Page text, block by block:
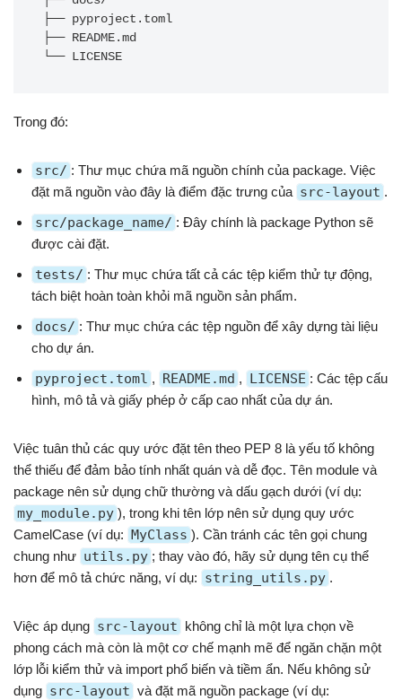
├── pyproject.toml
├── README.md
Trong đó:
src/ : Thư mục chứa mã nguồn chính của package. Việc
đặt mã nguồn vào đây là điểm đặc trưng của src-layout .
src/package_name/ : Đây chính là package Python sẽ
được cài đặt.
tests/ : Thư mục chứa tất cả các tệp kiểm thử tự động,
tách biệt hoàn toàn khỏi mã nguồn sản phẩm.
docs/ : Thư mục chứa các tệp nguồn để xây dựng tài liệu
cho dự án.
pyproject.toml , README.md , LICENSE : Các tệp cấu
hình, mô tả và giấy phép ở cấp cao nhất của dự án.
Việc tuân thủ các quy ước đặt tên theo PEP 8 là yếu tố không
thể thiếu để đảm bảo tính nhất quán và dễ đọc. Tên module và
package nên sử dụng chữ thường và dấu gạch dưới (ví dụ:
my_module.py ), trong khi tên lớp nên sử dụng quy ước
CamelCase (ví dụ: MyClass ). Cần tránh các tên gọi chung
chung như utils.py ; thay vào đó, hãy sử dụng tên cụ thể
hơn để mô tả chức năng, ví dụ: string_utils.py .
Việc áp dụng src-layout không chỉ là một lựa chọn về
phong cách mà còn là một cơ chế mạnh mẽ để ngăn chặn một
lớp lỗi kiểm thử và import phổ biến và tiềm ẩn. Nếu không sử
dụng src-layout và đặt mã nguồn package (ví dụ: